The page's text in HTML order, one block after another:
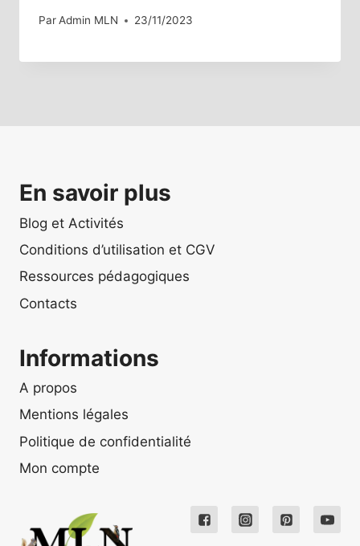
ParAdmin MLN 23/11/2023
En savoir plus
Blog et Activités
Conditions d’utilisation et CGV
Ressources pédagogiques
Contacts
Informations
A propos
Mentions légales
Politique de confidentialité
Mon compte